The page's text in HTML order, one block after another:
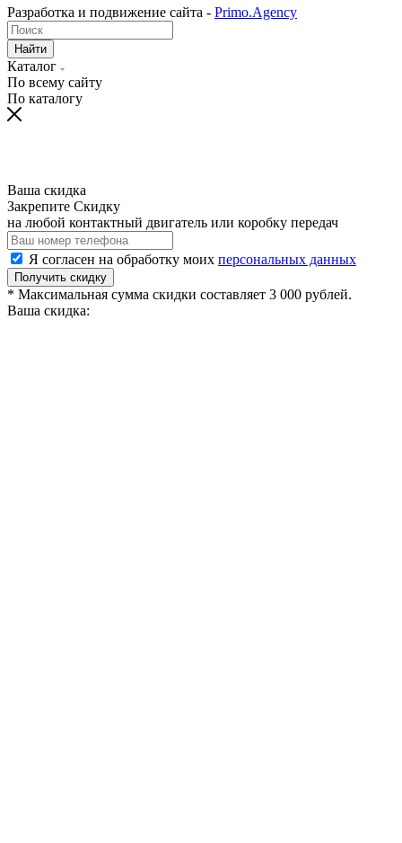
Разработка и подвижение сайта - Primo.Agency
Найти
Каталог
По всему сайту
По каталогу
Ваша скидка
Закрепите Скидку
на любой контактный двигатель или коробку передач
Я согласен на обработку моих персональных данных
Получить скидку
* Максимальная сумма скидки составляет 3 000 рублей.
Ваша скидка: